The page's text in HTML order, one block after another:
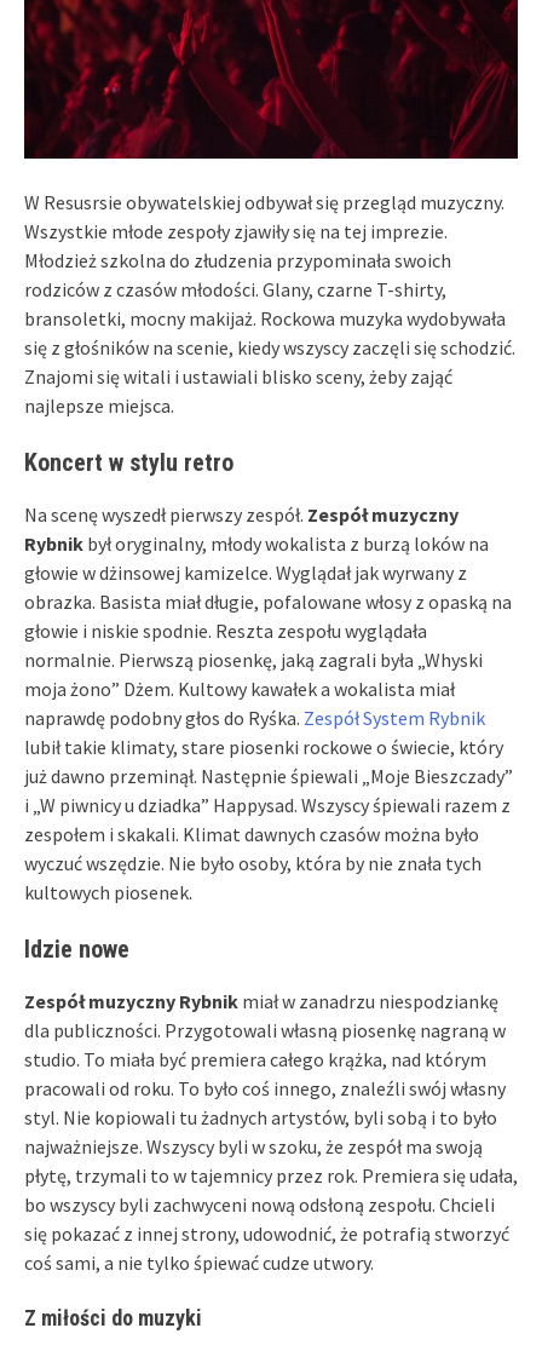
W Resusrsie obywatelskiej odbywał się przegląd muzyczny.
Wszystkie młode zespoły zjawiły się na tej imprezie.
Młodzież szkolna do złudzenia przypominała swoich
rodziców z czasów młodości. Glany, czarne T-shirty,
bransoletki, mocny makijaż. Rockowa muzyka wydobywała
się z głośników na scenie, kiedy wszyscy zaczęli się schodzić.
Znajomi się witali i ustawiali blisko sceny, żeby zająć
najlepsze miejsca.
Koncert w stylu retro
Na scenę wyszedł pierwszy zespół. Zespół muzyczny
Rybnik był oryginalny, młody wokalista z burzą loków na
głowie w dżinsowej kamizelce. Wyglądał jak wyrwany z
obrazka. Basista miał długie, pofalowane włosy z opaską na
głowie i niskie spodnie. Reszta zespołu wyglądała
normalnie. Pierwszą piosenkę, jaką zagrali była „Whyski
moja żono” Dżem. Kultowy kawałek a wokalista miał
naprawdę podobny głos do Ryśka. Zespół System Rybnik
lubił takie klimaty, stare piosenki rockowe o świecie, który
już dawno przeminął. Następnie śpiewali „Moje Bieszczady”
i „W piwnicy u dziadka” Happysad. Wszyscy śpiewali razem z
zespołem i skakali. Klimat dawnych czasów można było
wyczuć wszędzie. Nie było osoby, która by nie znała tych
kultowych piosenek.
Idzie nowe
Zespół muzyczny Rybnik miał w zanadrzu niespodziankę
dla publiczności. Przygotowali własną piosenkę nagraną w
studio. To miała być premiera całego krążka, nad którym
pracowali od roku. To było coś innego, znaleźli swój własny
styl. Nie kopiowali tu żadnych artystów, byli sobą i to było
najważniejsze. Wszyscy byli w szoku, że zespół ma swoją
płytę, trzymali to w tajemnicy przez rok. Premiera się udała,
bo wszyscy byli zachwyceni nową odsłoną zespołu. Chcieli
się pokazać z innej strony, udowodnić, że potrafią stworzyć
coś sami, a nie tylko śpiewać cudze utwory.
Z miłości do muzyki